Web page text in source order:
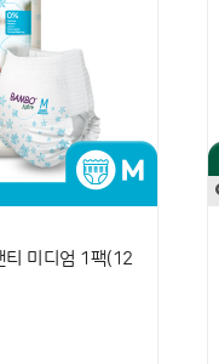
티 미디엄 1팩(12